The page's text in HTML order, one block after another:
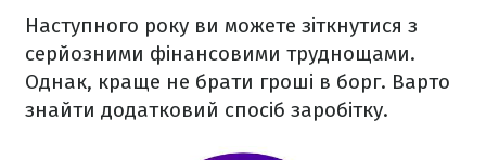
Наступного року ви можете зіткнутися з
серйозними фінансовими труднощами.
Однак, краще не брати гроші в борг. Варто
знайти додатковий спосіб заробітку.